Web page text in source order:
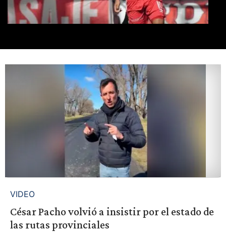
VIDEO
César Pacho volvió a insistir por el estado de
las rutas provinciales